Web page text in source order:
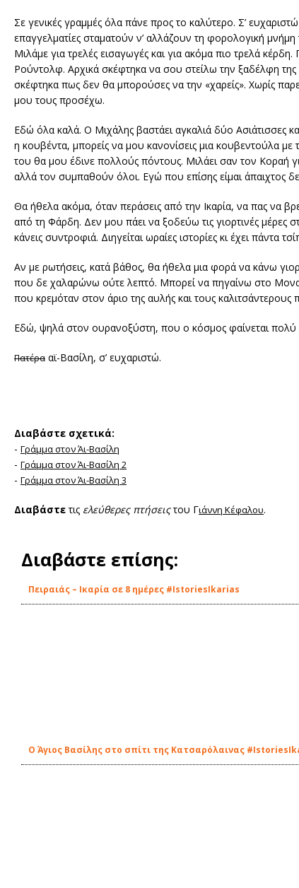
Σε γενικές γραμμές όλα πάνε προς το καλύτερο. Σ’
επαγγελματίες σταματούν ν’ αλλάζουν τη φορολογική
Μιλάμε για τρελές εισαγωγές και για ακόμα πιο τρελά
Ρούντολφ. Αρχικά σκέφτηκα να σου στείλω την ξαδέλφη της
σκέφτηκα πως δεν θα μπορούσες να την «χαρείς». Χωρίς
μου τους προσέχω.
Εδώ όλα καλά. Ο Μιχάλης βαστάει αγκαλιά δύο Ασιάτισσες
η κουβέντα, μπορείς να μου κανονίσεις μια κουβεντούλα
του θα μου έδινε πολλούς πόντους. Μιλάει σαν τον Κοραή
αλλά τον συμπαθούν όλοι. Εγώ που επίσης είμαι άπαιχτος
Θα ήθελα ακόμα, όταν περάσεις από την Ικαρία, να πας να
από τη Φάρδη. Δεν μου πάει να ξοδεύω τις γιορτινές μέρες
κάνεις συντροφιά. Διηγείται ωραίες ιστορίες κι έχει πάντα
Αν με ρωτήσεις, κατά βάθος, θα ήθελα μια φορά να κάνω
που δε χαλαρώνω ούτε λεπτό. Μπορεί να πηγαίνω στο
που κρεμόταν στον άριο της αυλής και τους καλιτσάντερους
Εδώ, ψηλά στον ουρανοξύστη, που ο κόσμος φαίνεται πολύ
Πατέρα αϊ-Βασίλη, σ’ ευχαριστώ.
Διαβάστε σχετικά:
- Γράμμα στον Άι-Βασίλη
- Γράμμα στον Άι-Βασίλη 2
- Γράμμα στον Άι-Βασίλη 3
Διαβάστετις ελεύθερες πτήσειςτου Γιάννη Κέφαλου.
Διαβάστε επίσης:
Πειραιάς – Ικαρία σε 8 ημέρες #IstoriesIkarias
Ο Άγιος Βασίλης στο σπίτι της Κατσαρόλαινας